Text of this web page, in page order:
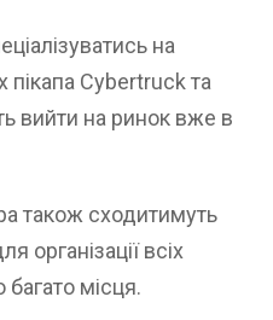
на
пікапа Cybertruck та
вийти на ринок вже в
також сходитимуть
організації всіх
багато місця.